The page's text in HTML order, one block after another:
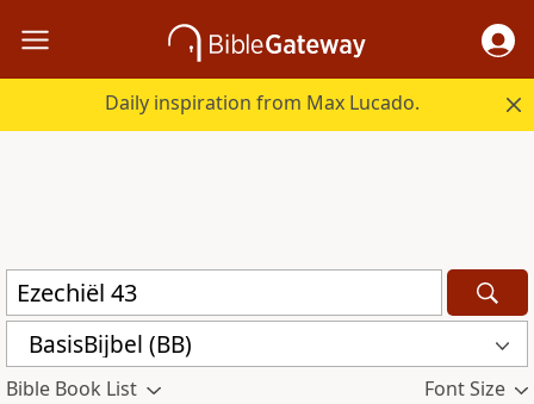
Daily inspiration from Max Lucado.
BasisBijbel (BB)
Bible Book List Font Size